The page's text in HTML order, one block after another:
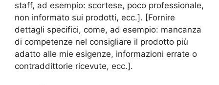
staff, ad esempio: scortese, poco professionale,
non informato sui prodotti, ecc.]. [Fornire
dettagli specifici, come, ad esempio: mancanza
di competenze nel consigliare il prodotto più
adatto alle mie esigenze, informazioni errate o
contraddittorie ricevute, ecc.].